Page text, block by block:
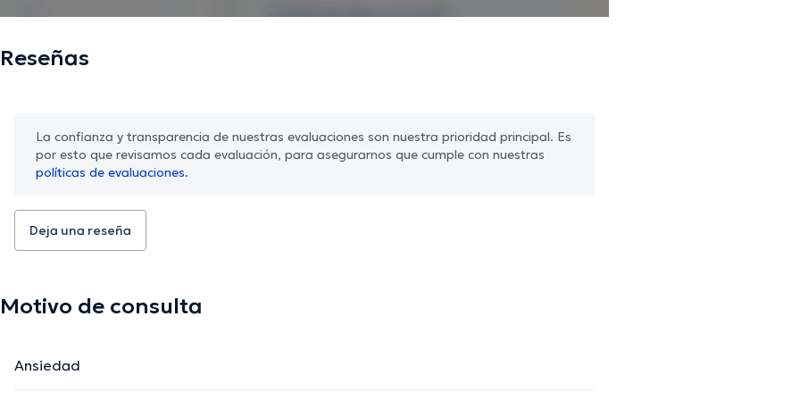
Reseñas
La confianza y transparencia de nuestras evaluaciones son nuestra prioridad principal. Es
por esto que revisamos cada evaluación, para asegurarnos que cumple con nuestras
políticas de evaluaciones.
Deja una reseña
Motivo de consulta
Ansiedad